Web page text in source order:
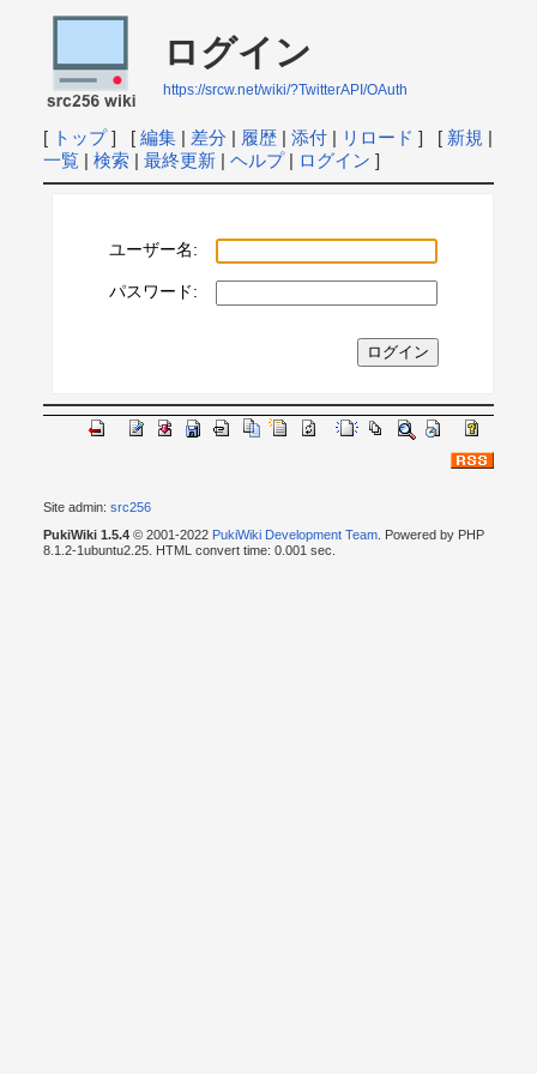
ログイン
https://srcw.net/wiki/?TwitterAPI/OAuth
[ トップ] [ 編集| 差分 | 履歴| 添付| リロード ] [ 新規 |
一覧| 検索| 最終更新| ヘルプ| ログイン ]
ユーザー名:
パスワード:
Site admin: src256
PukiWiki 1.5.4© 2001-2022 PukiWiki Development Team. Powered by PHP
8.1.2-1ubuntu2.25. HTML convert time: 0.001 sec.